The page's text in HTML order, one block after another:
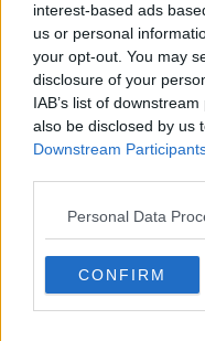
interest-based ads
us or personal
your opt-out. You may
disclosure of your
IAB’s list of
also be disclosed by us
Downstream
Personal Data
CONFIRM
Eleonora
Livorno in
Livornese,
Quintali di
Due giovani
Upvivium, i